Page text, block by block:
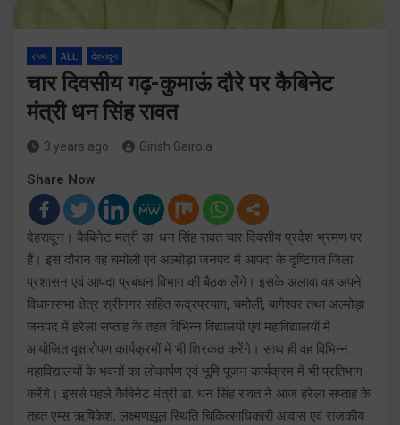
राज्य ALL देहरादून
चार दिवसीय गढ़-कुमाऊं दौरे पर कैबिनेट
मंत्री धन सिंह रावत
3 years ago Girish Gairola
Share Now
देहरादून। कैबिनेट मंत्री डा. धन सिंह रावत चार दिवसीय प्रदेश भ्रमण पर
हैं। इस दौरान वह चमोली एवं अल्मोड़ा जनपद में आपदा के दृष्टिगत जिला
प्रशासन एवं आपदा प्रबंधन विभाग की बैठक लेंगे। इसके अलावा वह अपने
विधानसभा क्षेत्र श्रीनगर सहित रूद्रप्रयाग, चमोली, बागेश्वर तथा अल्मोड़ा
जनपद में हरेला सप्ताह के तहत विभिन्न विद्यालयों एवं महाविद्यालयों में
आयोजित वृक्षारोपण कार्यक्रमों में भी शिरकत करेंगे। साथ ही वह विभिन्न
महाविद्यालयों के भवनों का लोकार्पण एवं भूमि पूजन कार्यक्रम में भी प्रतिभाग
करेंगे। इससे पहले कैबिनेट मंत्री डा. धन सिंह रावत ने आज हरेला सप्ताह के
तहत एम्स ऋषिकेश, लक्ष्मणझूल स्थिति चिकित्साधिकारी आवास एवं राजकीय